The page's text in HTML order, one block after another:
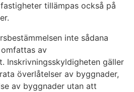
tillämpas också på
inte sådana
av
Inskrivningsskyldigheten gäller
överlåtelser av byggnader,
av byggnader utan att